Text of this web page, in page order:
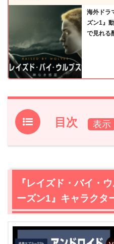
海外ドラ
ズン1』
で見れる
目次
1.『レイズド・バイ・ウル
2.
『レイズド・バイ・ウル
のあらすじと振り返り
3.【ネタバレ】『レイズド
ファーザーの嫉妬と怒
『レイズド・バイ・
ーズン1』キャラクタ